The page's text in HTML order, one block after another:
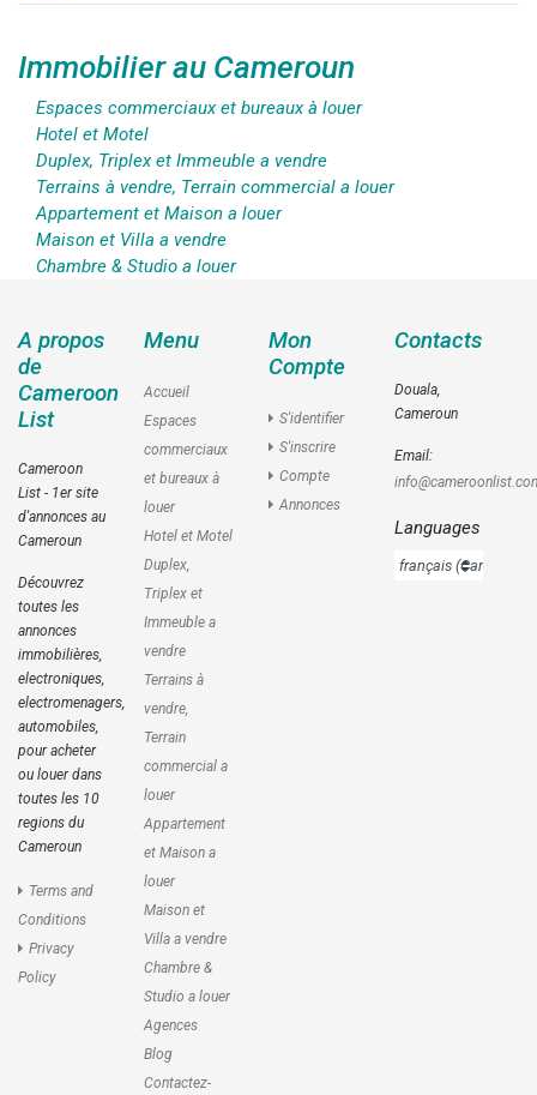
Immobilier au Cameroun
Espaces commerciaux et bureaux à louer
Hotel et Motel
Duplex, Triplex et Immeuble a vendre
Terrains à vendre, Terrain commercial a louer
Appartement et Maison a louer
Maison et Villa a vendre
Chambre & Studio a louer
A propos
de
Cameroon
List
Cameroon
List - 1er site
d'annonces au
Cameroun
Découvrez
toutes les
annonces
immobilières,
electroniques,
electromenagers,
automobiles,
pour acheter
ou louer dans
toutes les 10
regions du
Cameroun
Terms and
Conditions
Privacy
Policy
Menu
Accueil
Espaces
commerciaux
et bureaux à
louer
Hotel et Motel
Duplex,
Triplex et
Immeuble a
vendre
Terrains à
vendre,
Terrain
commercial a
louer
Appartement
et Maison a
louer
Maison et
Villa a vendre
Chambre &
Studio a louer
Agences
Blog
Contactez-
Mon
Compte
S'identifier
S'inscrire
Compte
Annonces
Contacts
Douala,
Cameroun
Email:
Languages